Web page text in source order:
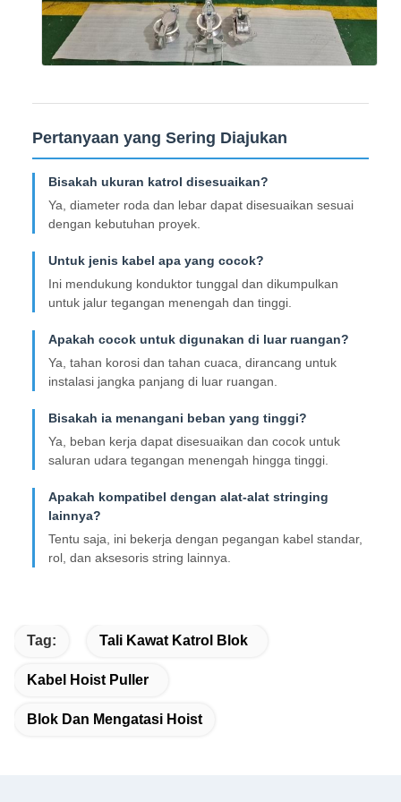
Pertanyaan yang Sering Diajukan
Bisakah ukuran katrol disesuaikan?
Ya, diameter roda dan lebar dapat disesuaikan sesuai
dengan kebutuhan proyek.
Untuk jenis kabel apa yang cocok?
Ini mendukung konduktor tunggal dan dikumpulkan
untuk jalur tegangan menengah dan tinggi.
Apakah cocok untuk digunakan di luar ruangan?
Ya, tahan korosi dan tahan cuaca, dirancang untuk
instalasi jangka panjang di luar ruangan.
Bisakah ia menangani beban yang tinggi?
Ya, beban kerja dapat disesuaikan dan cocok untuk
saluran udara tegangan menengah hingga tinggi.
Apakah kompatibel dengan alat-alat stringing
lainnya?
Tentu saja, ini bekerja dengan pegangan kabel standar,
rol, dan aksesoris string lainnya.
Tag: Tali Kawat Katrol Blok
Kabel Hoist Puller
Blok Dan Mengatasi Hoist